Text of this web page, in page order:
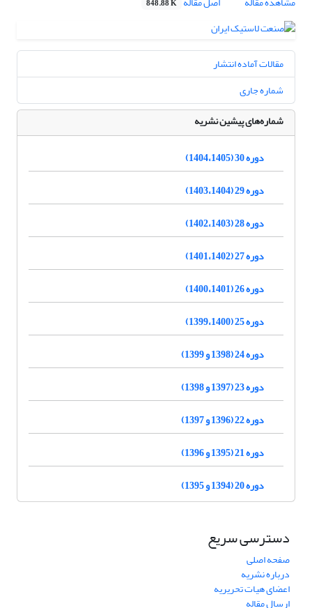
848.88 K
مقالات آماده انتشار
شماره جاری
شماره‌های پیشین نشریه
دوره 30 (1404،1405)
دوره 29 (1403،1404)
دوره 28 (1402،1403)
دوره 27 (1401،1402)
دوره 26 (1400،1401)
دوره 25 (1399،1400)
دوره 24 (1398 و 1399)
دوره 23 (1397 و 1398)
دوره 22 (1396 و 1397)
دوره 21 (1395 و 1396)
دوره 20 (1394 و 1395)
دسترسی سریع
صفحه اصلی
درباره نشریه
اعضای هیات تحریریه
ارسال مقاله